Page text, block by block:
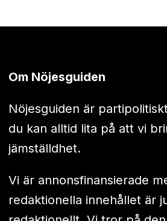
Om Nöjesguiden
Nöjesguiden är
du kan alltid lita på att vi
jämställdhet.
Vi är annonsfinansierade
redaktionella innehållet är